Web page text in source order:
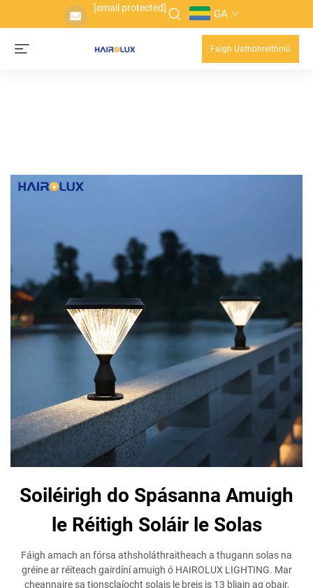
[email protected] GA
Faigh Uathbhreithniú
Soiléirigh do Spásanna Amuigh
le Réitigh Soláir le Solas
Fáigh amach an fórsa athsholáthraitheach a thugann solas na
gréine ar réiteach gairdíní amuigh ó HAIROLUX LIGHTING. Mar
cheannaire sa tionsclaíocht solais le breis is 13 bliain ag obair,